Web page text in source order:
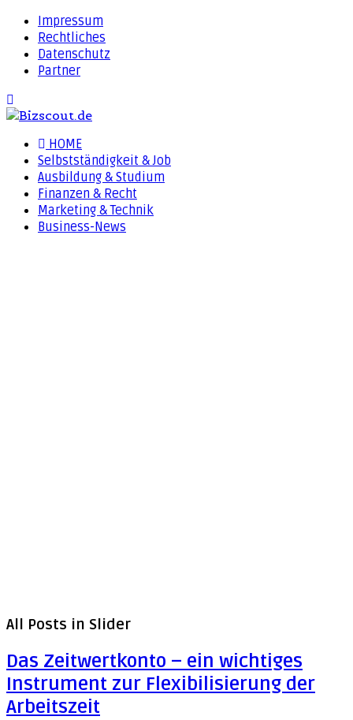
Impressum
Rechtliches
Datenschutz
Partner
HOME
Selbstständigkeit & Job
Ausbildung & Studium
Finanzen & Recht
Marketing & Technik
Business-News
All Posts in Slider
Das Zeitwertkonto – ein wichtiges
Instrument zur Flexibilisierung der
Arbeitszeit